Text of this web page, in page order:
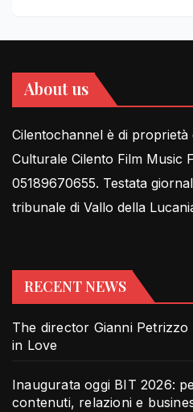
About us
Cilentochannel è di proprietà
Culturale Cilento Film Music
05189670655. Testata
tribunale di Vallo della
RECENT NEWS
The director Gianni
in Love
Inaugurata oggi BIT 2026:
contenuti, relazioni e